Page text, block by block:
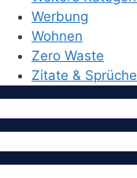
Werbung
Wohnen
Zero Waste
Zitate & Sprüche